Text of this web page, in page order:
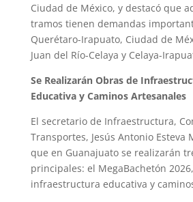
Ciudad de México, y destacó que
tramos tienen demandas
Querétaro-Irapuato, Ciudad de
Juan del Río-Celaya y Celaya-
Se Realizarán Obras de
Educativa y Caminos Artesanales
El secretario de Infraestructura,
Transportes, Jesús Antonio Esteva
que en Guanajuato se realizarán
principales: el MegaBachetón
infraestructura educativa y